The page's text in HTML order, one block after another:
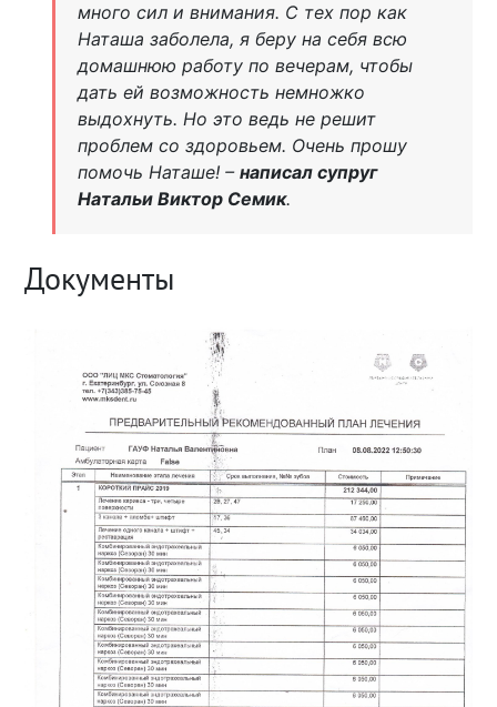
много сил и внимания. С тех пор как
Наташа заболела, я беру на себя всю
домашнюю работу по вечерам, чтобы
дать ей возможность немножко
выдохнуть. Но это ведь не решит
проблем со здоровьем. Очень прошу
помочь Наташе! – написал супруг
Натальи Виктор Семик.
Документы